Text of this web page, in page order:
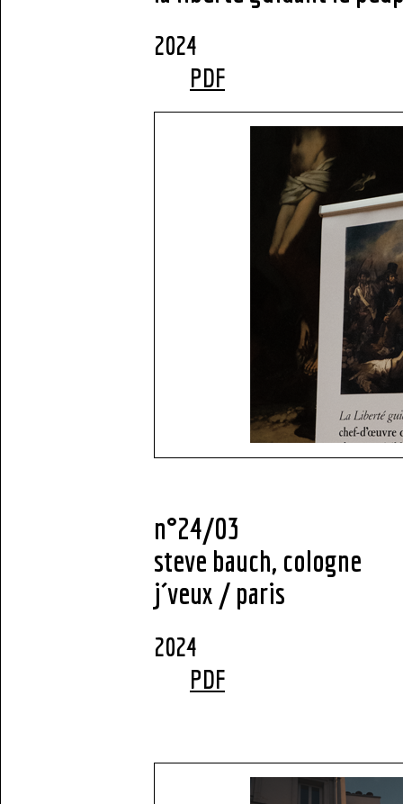
PDF
n°24/03
steve bauch, cologne
j´veux / paris
PDF